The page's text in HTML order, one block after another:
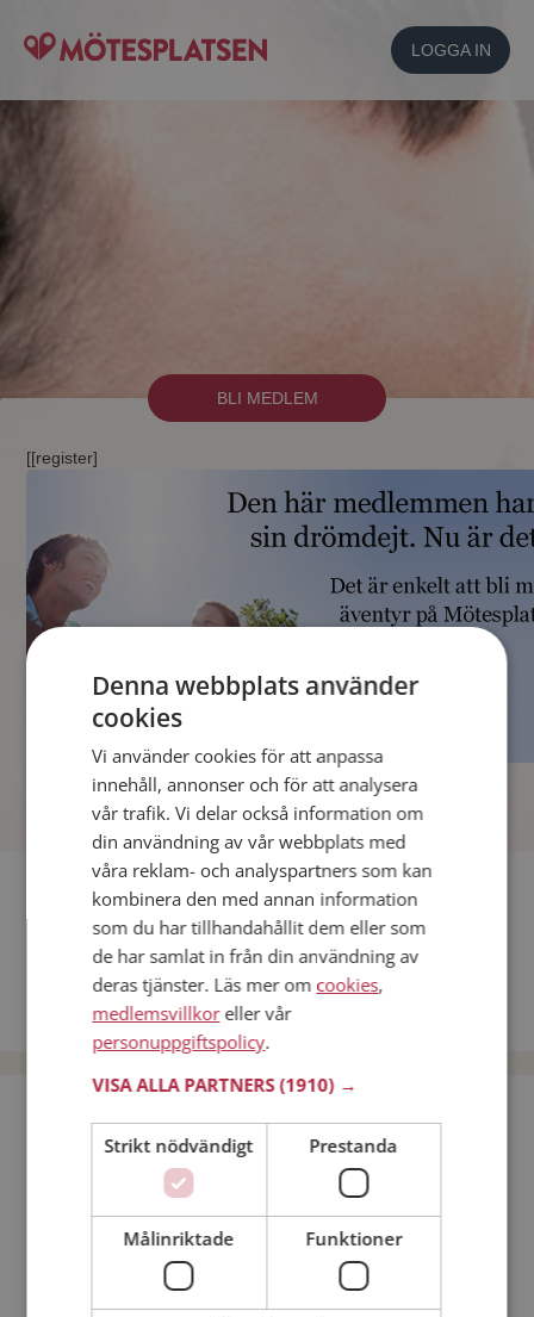
LOGGA IN
BLI MEDLEM
[[register]
Fler singlar
Andra singlar från Stockholm
Dejta män i Sverige
Dejta kvinnor i Sverige
Bli medlem utan kostnad!
Kvinna
Min ålder:
Denna webbplats använder
cookies
Vi använder cookies för att anpassa
innehåll, annonser och för att analysera
vår trafik. Vi delar också information om
din användning av vår webbplats med
våra reklam- och analyspartners som kan
kombinera den med annan information
som du har tillhandahållit dem eller som
de har samlat in från din användning av
deras tjänster. Läs mer om cookies,
medlemsvillkoreller vår
personuppgiftspolicy.
VISA ALLA PARTNERS(1910) →
Strikt nödvändigt Prestanda
Målinriktade Funktioner